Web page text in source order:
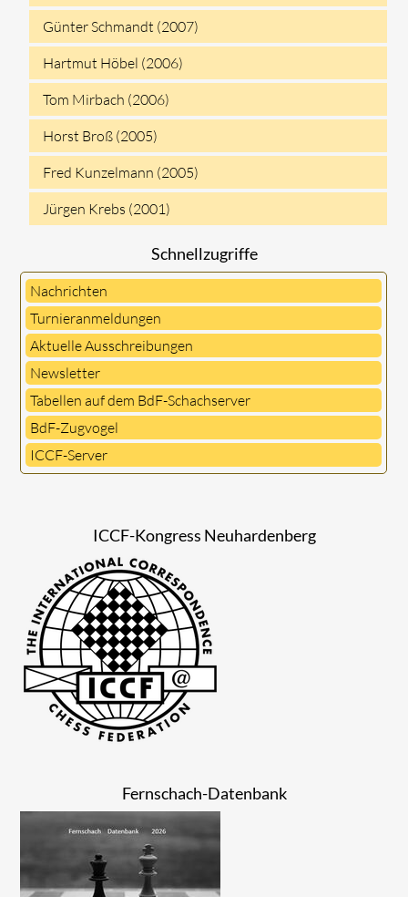
Günter Schmandt (2007)
Hartmut Höbel (2006)
Tom Mirbach (2006)
Horst Broß (2005)
Fred Kunzelmann (2005)
Jürgen Krebs (2001)
Schnellzugriffe
Nachrichten
Turnieranmeldungen
Aktuelle Ausschreibungen
Newsletter
Tabellen auf dem BdF-Schachserver
BdF-Zugvogel
ICCF-Server
ICCF-Kongress Neuhardenberg
Fernschach-Datenbank